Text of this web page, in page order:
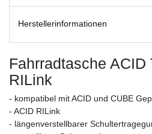
Herstellerinformationen
Fahrradtasche ACID
RILink
- kompatibel mit ACID und CUBE
- ACID RILink
- längenverstellbarer